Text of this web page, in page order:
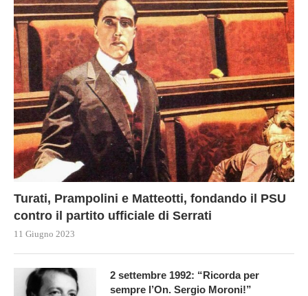
Turati, Prampolini e Matteotti, fondando il PSU
contro il partito ufficiale di Serrati
11 Giugno 2023
2 settembre 1992: “Ricorda per
sempre l’On. Sergio Moroni!”